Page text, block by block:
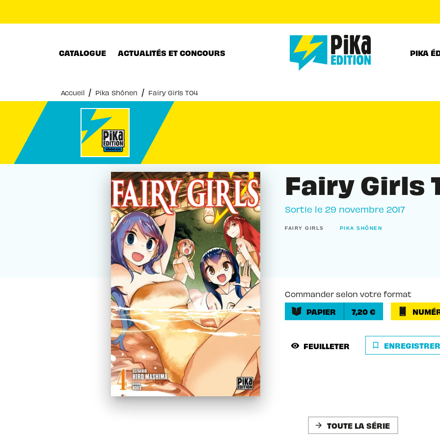
CATALOGUE ACTUALITÉS ET CONCOURS PIKA
Accueil / Pika Shônen / Fairy Girls T04
Fairy Girls
Sortie le 29 novembre 2017
FAIRY GIRLS PIKA SHÔNEN
Commander selon votre format
PAPIER
7,20 €
visibility FEUILLETER bookmark_border ENREGISTRER
arrow_forward TOUTE LA SÉRIE